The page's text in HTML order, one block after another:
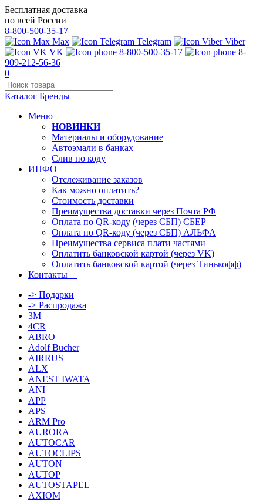
Бесплатная доставка
по всей России
8-800-500-35-17
Max
Telegram
Viber
VK
8-800-500-35-17
8-
909-212-56-36
0
Каталог Бренды
Меню
НОВИНКИ
Материалы и оборудование
Автоэмали в банках
Слив по коду
ИНФО
Отслеживание заказов
Как можно оплатить?
Стоимость доставки
Преимущества доставки через Почта РФ
Оплата по QR-коду (через СБП) СБЕР
Оплата по QR-коду (через СБП) АЛЬФА
Преимущества сервиса плати частями
Оплатить банковской картой (через VK)
Оплатить банковской картой (через Тинькофф)
Контакты
-> Подарки
-> Распродажа
3M
4CR
ABRO
Adolf Bucher
AIRRUS
ALX
ANEST IWATA
ANI
APP
APS
ARM Pro
AURORA
AUTOCAR
AUTOCLIPS
AUTON
AUTOP
AUTOSTAPEL
AXIOM